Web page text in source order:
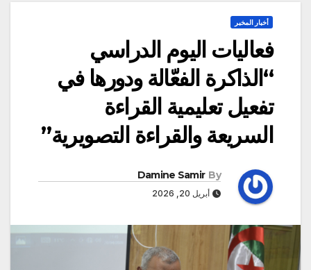
أخبار المخبر
فعاليات اليوم الدراسي
“الذاكرة الفعّالة ودورها في
تفعيل تعليمية القراءة
السريعة والقراءة التصويرية”
By
Damine Samir
أبريل 20, 2026